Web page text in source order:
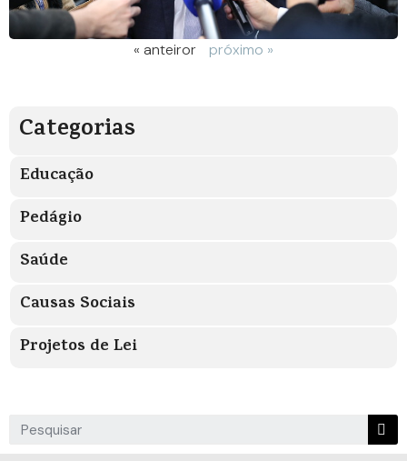
« anteiror próximo »
Categorias
Educação
Pedágio
Saúde
Causas Sociais
Projetos de Lei